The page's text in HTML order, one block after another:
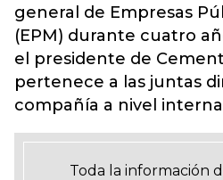
general de Empresas
(EPM) durante cuatro
el presidente de
pertenece a las juntas
compañía a nivel
Toda la información